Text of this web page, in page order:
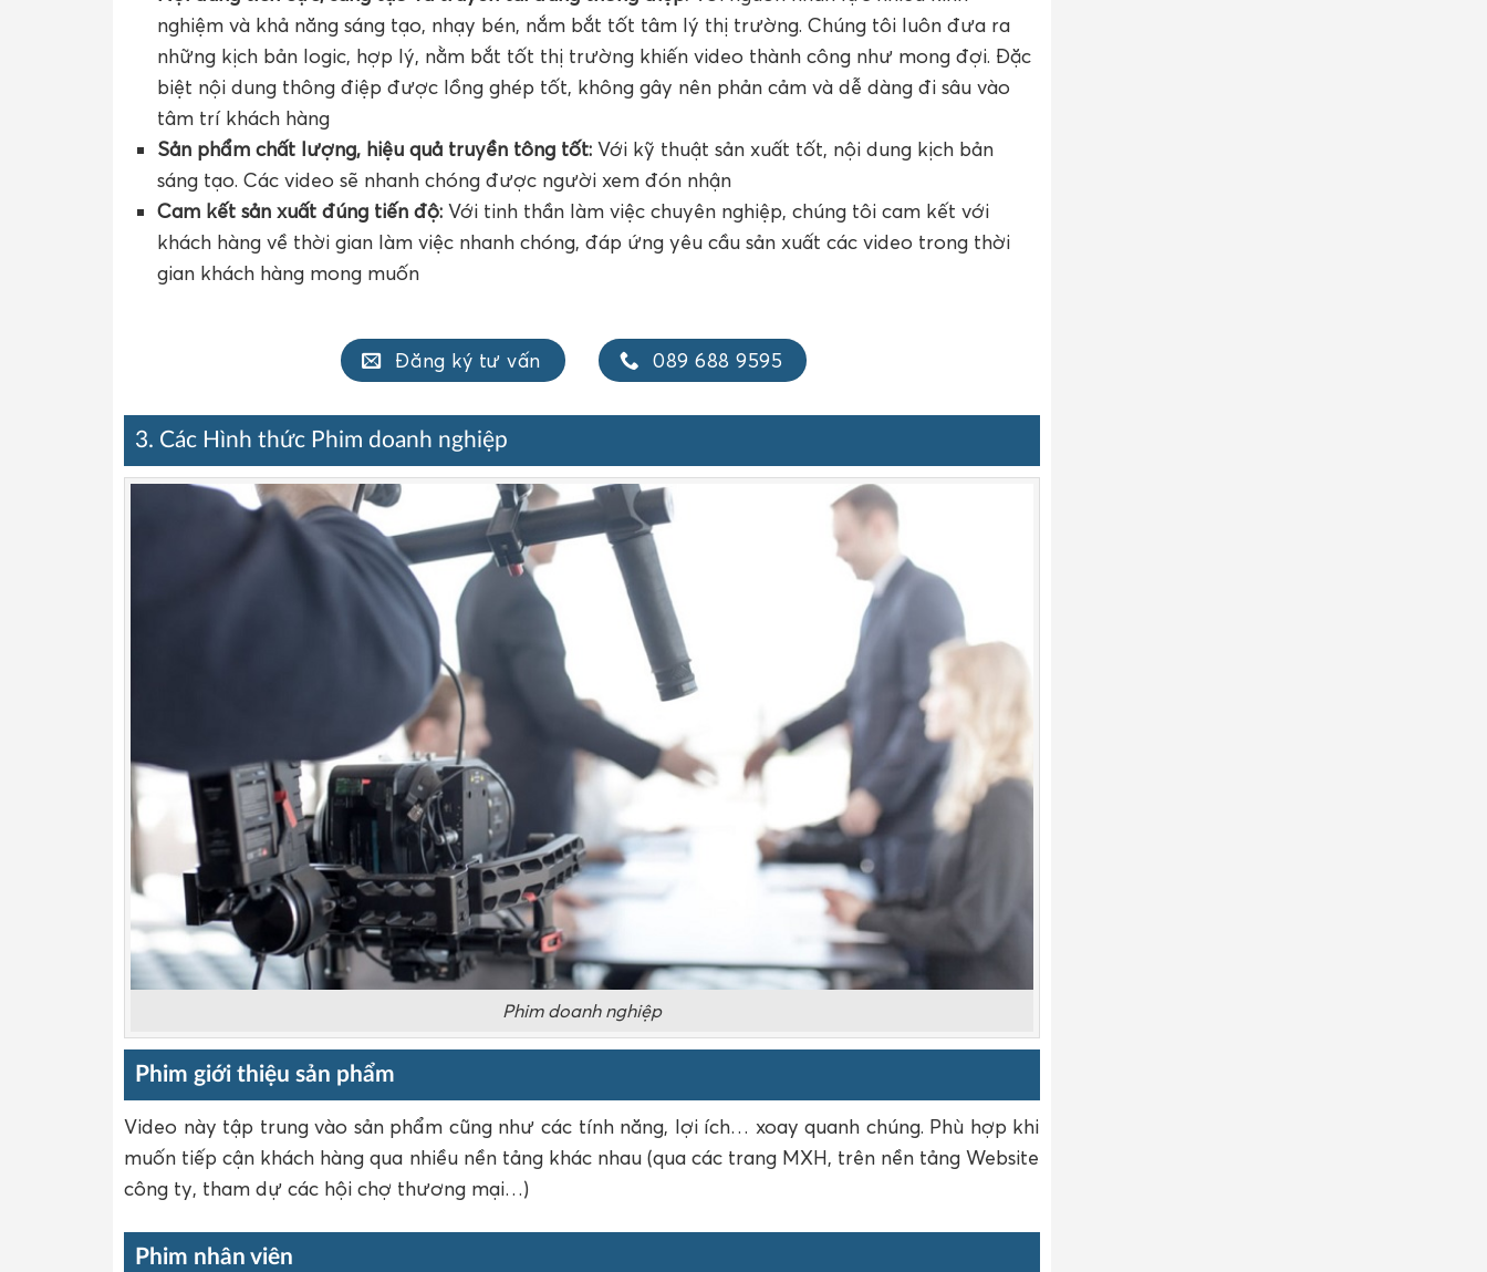
nghiệm và khả năng sáng tạo, nhạy bén, nắm bắt tốt tâm lý thị trường. Chúng tôi luôn đưa ra
những kịch bản logic, hợp lý, nằm bắt tốt thị trường khiến video thành công như mong đợi. Đặc
biệt nội dung thông điệp được lồng ghép tốt, không gây nên phản cảm và dễ dàng đi sâu vào
tâm trí khách hàng
Sản phẩm chất lượng, hiệu quả truyền tông tốt: Với kỹ thuật sản xuất tốt, nội dung kịch bản
sáng tạo. Các video sẽ nhanh chóng được người xem đón nhận
Cam kết sản xuất đúng tiến độ: Với tinh thần làm việc chuyên nghiệp, chúng tôi cam kết với
khách hàng về thời gian làm việc nhanh chóng, đáp ứng yêu cầu sản xuất các video trong thời
gian khách hàng mong muốn
Đăng ký tư vấn 089 688 9595
3. Các Hình thức Phim doanh nghiệp
Phim doanh nghiệp
Phim giới thiệu sản phẩm
Video này tập trung vào sản phẩm cũng như các tính năng, lợi ích… xoay quanh chúng. Phù hợp khi
muốn tiếp cận khách hàng qua nhiều nền tảng khác nhau (qua các trang MXH, trên nền tảng Website
công ty, tham dự các hội chợ thương mại…)
Phim nhân viên